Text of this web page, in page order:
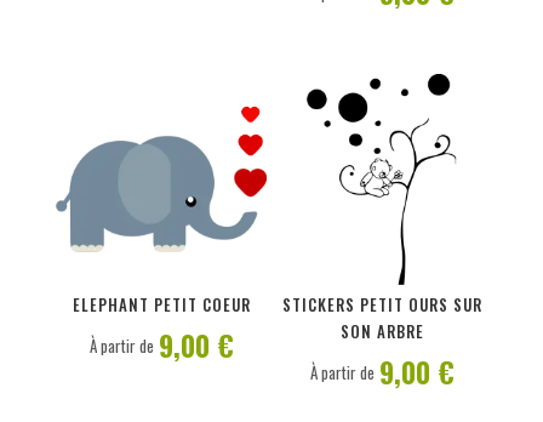
ELEPHANT PETIT COEUR
À partir de 9,00 €
STICKERS PETIT OURS SUR
SON ARBRE
PERSONNALISER
À partir de 9,00 €